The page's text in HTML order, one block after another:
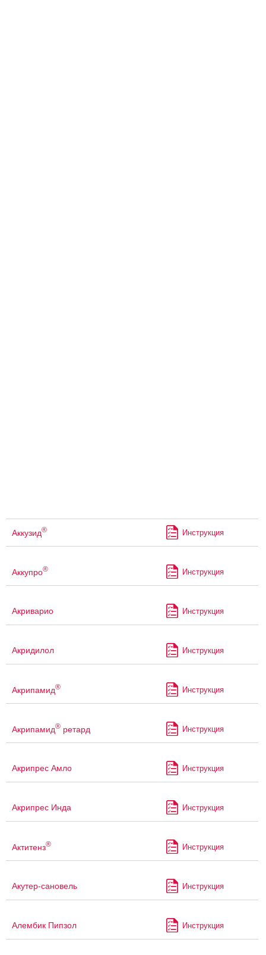
Аккузид® Инструкция
Аккупро® Инструкция
Акриварио Инструкция
Акридилол Инструкция
Акрипамид® Инструкция
Акрипамид® ретард Инструкция
Акрипрес Амло Инструкция
Акрипрес Инда Инструкция
Актитенз® Инструкция
Акутер-сановель Инструкция
Алембик Пипзол Инструкция